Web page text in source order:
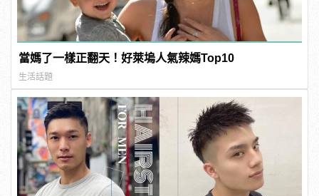
當媽了一樣正翻天！好萊塢人氣辣媽Top10
生活話題